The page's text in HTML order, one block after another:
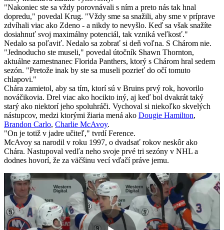
"Nakoniec ste sa vždy porovnávali s ním a preto nás tak hnal
dopredu," povedal Krug. "Vždy sme sa snažili, aby sme v príprave
zdvíhali viac ako Zdeno - a nikdy to nevyšlo. Keď sa však snažíte
dosiahnuť svoj maximálny potenciál, tak vzniká veľkosť."
Nedalo sa poľaviť. Nedalo sa zobrať si deň voľna. S Chárom nie.
"Jednoducho ste museli," povedal útočník Shawn Thornton,
aktuálne zamestnanec Florida Panthers, ktorý s Chárom hral sedem
sezón. "Pretože inak by ste sa museli pozrieť do očí tomuto
chlapovi."
Chára zamietol, aby sa tím, ktorí sú v Bruins prvý rok, hovorilo
nováčikovia. Drel viac ako hocikto iný, aj keď bol dvakrát taký
starý ako niektorí jeho spoluhráči. Vychoval si niekoľko skvelých
nástupcov, medzi ktorými žiaria mená ako Dougie Hamilton,
Brandon Carlo, Charlie McAvoy.
"On je totiž v jadre učiteľ," tvrdí Ference.
McAvoy sa narodil v roku 1997, o dvadsať rokov neskôr ako
Chára. Nastupoval vedľa neho svoje prvé tri sezóny v NHL a
dodnes hovorí, že za väčšinu vecí vďačí práve jemu.